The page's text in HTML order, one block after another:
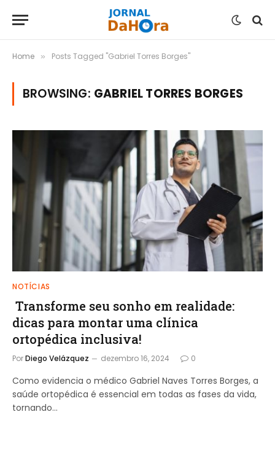
Home » Posts Tagged "Gabriel Torres Borges"
BROWSING: GABRIEL TORRES BORGES
NOTÍCIAS
Transforme seu sonho em realidade:
dicas para montar uma clínica
ortopédica inclusiva!
PorDiego Velázquez dezembro 16, 2024 0
Como evidencia o médico Gabriel Naves Torres Borges, a
saúde ortopédica é essencial em todas as fases da vida,
tornando…